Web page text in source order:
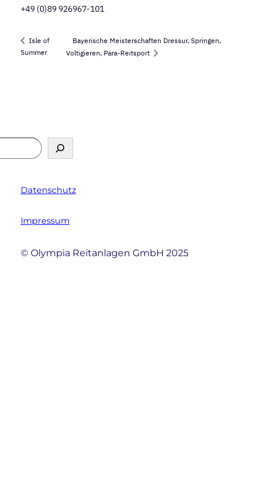
+49 (0)89 926967-101
Isle of
Summer
Bayerische Meisterschaften Dressur, Springen,
Voltigieren, Para-Reitsport
Datenschutz
Impressum
© Olympia Reitanlagen GmbH 2025